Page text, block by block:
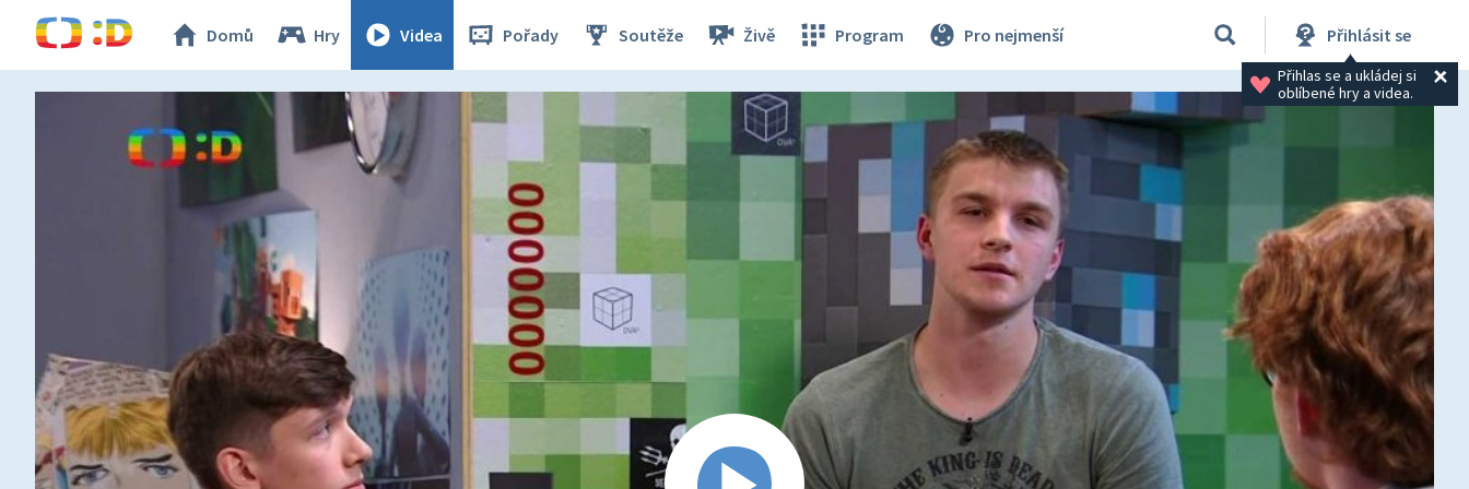
Domů Hry Videa Pořady Soutěže Živě Program Pro nejmenší Přihlásit se
Přihlas se a ukládej si
oblíbené hry a videa.